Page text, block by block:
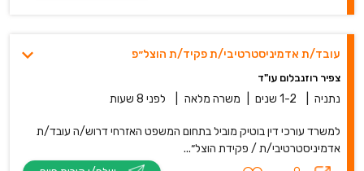
עובד/ת אדמיניסטרטיבי/ת פקיד/ת הוצל״פ
צפיר רוזנבלום עו"ד
נתניה 1-2 שנים משרה מלאה לפני 8 שעות
למשרד עורכי דין בוטיק מוביל בתחום המשפט האזרחי דרוש/ה עובד/ת
אדמיניסטרטיבי/ת / פקידת הוצל״...